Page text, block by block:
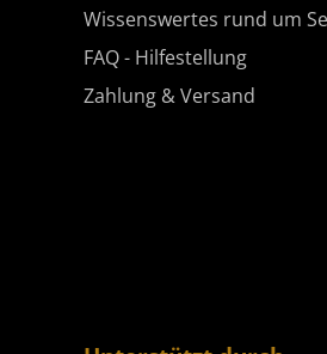
Wissenswertes rund um
FAQ - Hilfestellung
Zahlung & Versand